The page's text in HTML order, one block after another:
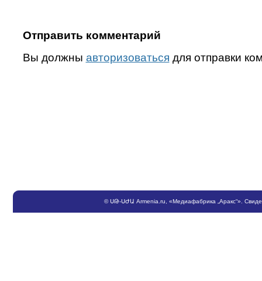
Отправить комментарий
Вы должны авторизоваться для отправки
©ՍԹ-ՍԺԱ Armenia.ru , «Медиафабрика „Аракс“».